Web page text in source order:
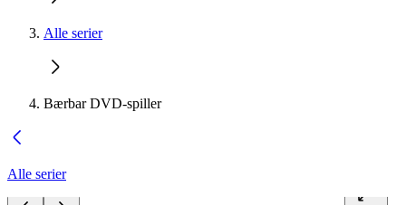
Alle serier
Bærbar DVD-spiller
Alle serier